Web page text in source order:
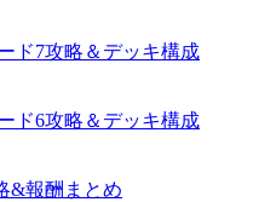
ド7攻略＆デッキ構成
ド6攻略＆デッキ構成
&報酬まとめ